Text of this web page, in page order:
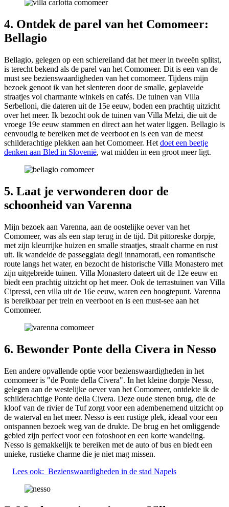
4. Ontdek de parel van het Comomeer:
Bellagio
Bellagio, gelegen op een schiereiland dat het meer in tweeën splitst,
is terecht bekend als de parel van het Comomeer. Dit is een van de
must see bezienswaardigheden van het comomeer. Tijdens mijn
bezoek genoot ik van het slenteren door de smalle, geplaveide
straatjes vol charmante winkels en cafés. De tuinen van Villa
Serbelloni, die dateren uit de 15e eeuw, boden een prachtig uitzicht
over het meer. Ik bezocht ook de tuinen van Villa Melzi, die uit de
vroege 19e eeuw stammen en direct aan het water liggen. Bellagio is
eenvoudig te bereiken met de veerboot en is een van de meest
schilderachtige plekken aan het Comomeer. Het doet een beetje
denken aan Bled in Slovenië, wat midden in een groot meer ligt.
5. Laat je verwonderen door de
schoonheid van Varenna
Mijn bezoek aan Varenna, aan de oostelijke oever van het
Comomeer, was als een stap terug in de tijd. Dit pittoreske dorpje,
met zijn kleurrijke huizen en smalle straatjes, straalt charme en rust
uit. Ik wandelde de passeggiata degli innamorati, een romantische
route langs het water, en bezocht de historische Villa Monastero met
zijn uitgebreide tuinen. Villa Monastero dateert uit de 12e eeuw en
biedt een prachtig uitzicht op het meer. Ook de terrastuinen van Villa
Cipressi, een villa uit de 16e eeuw, waren een hoogtepunt. Varenna
is bereikbaar per trein en veerboot en is een must-see aan het
Comomeer.
6. Bewonder Ponte della Civera in Nesso
Een andere opvallende optie voor bezienswaardigheden in het
comomeer is "de Ponte della Civera". In het kleine dorpje Nesso,
gelegen aan de westelijke oever van het Comomeer, ontdekte ik de
schilderachtige Ponte della Civera. Deze oude stenen brug, die de
kloof van de rivier de Tuf zorgt voor een adembenemend uitzicht op
de waterval en het meer. Nesso is een rustige plek, ideaal voor een
ontspannen bezoek weg van de drukte. De brug en het omliggende
gebied zijn perfect voor een fotoshoot en een korte wandeling.
Nesso is gemakkelijk te bereiken met de auto of bus en biedt een
unieke, rustieke charme die je niet mag missen.
Lees ook: Bezienswaardigheden in de stad Napels